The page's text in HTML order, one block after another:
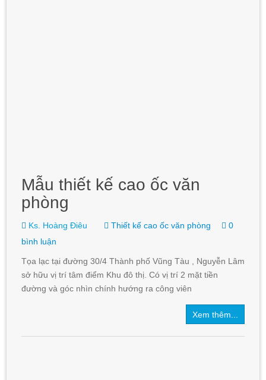
Mẫu thiết kế cao ốc văn
phòng
Ks. Hoàng Điêu Thiết kế cao ốc văn phòng
0
bình luận
Tọa lạc tại đường 30/4 Thành phố Vũng Tàu , Nguyễn Lâm
sở hữu vị trí tâm điểm Khu đô thị. Có vị trí 2 mặt tiền
đường và góc nhìn chính hướng ra công viên
Xem thêm...